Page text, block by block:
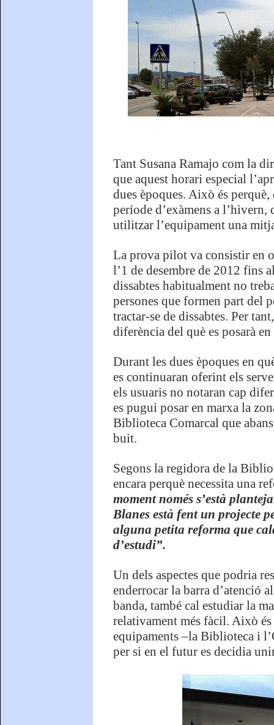
Tant Susana Ramajo com la
que aquest horari especial
dues èpoques. Això és
període d’exàmens a
utilitzar l’equipament una
La prova pilot va consistir en
l’1 de desembre de 2012 fins
dissabtes habitualment no
persones que formen part del
tractar-se de dissabtes. Per
diferència del què es posarà en
Durant les dues èpoques en
es continuaran oferint els
els usuaris no notaran cap
es pugui posar en marxa la
Biblioteca Comarcal que
buit.
Segons la regidora de la
encara perquè necessita una
moment només s’està
Blanes està fent un projecte
alguna petita reforma que
d’estudi”.
Un dels aspectes que podria
enderrocar la barra d’atenció
banda, també cal estudiar la
relativament més fàcil. Això
equipaments –la Biblioteca i
per si en el futur es decidia